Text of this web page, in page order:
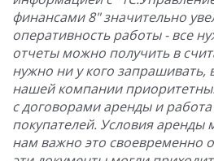
финансами 8" значительно
оперативность работы - все
отчеты можно получить в
нужно ни у кого запрашивать,
нашей компании
с договорами аренды и
покупателей. Условия аренды
нам важно это своевременно